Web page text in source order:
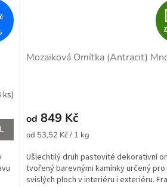
ks)
Mozaiková Omítka (Antracit)
od 849 Kč
Měrná
od 53,52 Kč / 1 kg
Ušlechtilý druh pastovité dekorativní
tvořený barevnými kamínky určený
svislých ploch v interiéru i exteriéru.